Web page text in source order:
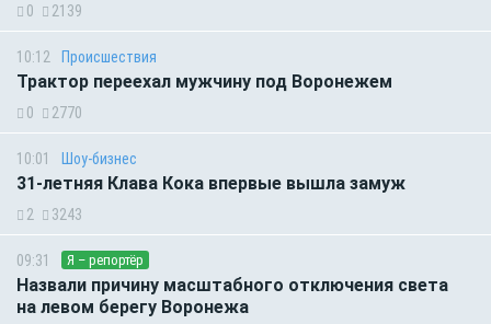
0 2139
10:12 Происшествия
Трактор переехал мужчину под Воронежем
0 2770
10:01 Шоу-бизнес
31-летняя Клава Кока впервые вышла замуж
2 3243
09:31 Я – репортёр
Назвали причину масштабного отключения света
на левом берегу Воронежа